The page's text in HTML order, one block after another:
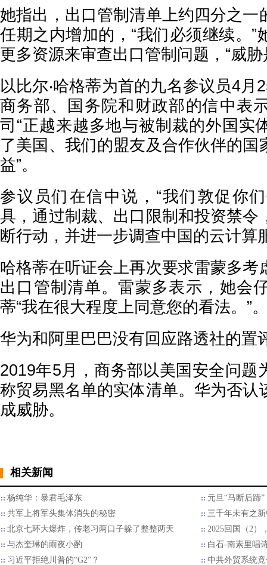
她指出，出口管制清单上约四分之一
任期之内增加的，“我们必须继续。”
更多资源来审查出口管制问题，“威胁
以比尔‧哈格蒂为首的九名参议员4月
商务部、国务院和财政部的信中表
司“正越来越多地与被制裁的外国实
了美国、我们的盟友及合作伙伴的国
益”。
参议员们在信中说，“我们敦促你
具，通过制裁、出口限制和投资禁令
断行动，并进一步调查中国的云计算
哈格蒂在听证会上再次要求雷蒙多考
出口管制清单。雷蒙多表示，她会
蒂“我在很大程度上同意您的看法。”
华为和阿里巴巴没有回应路透社的置
2019年5月，商务部以美国安全问题
称贸易黑名单的实体清单。华为否认
成威胁。
相关新闻
杨纯华：暴君毛泽东
元旦“马断后蹄
共军上将军头集体消失的秘密
三千年未有之
北京七环大爆炸，传老习两口子躲了整整两天
2025回国（2）
与杰奎琳的雨夜小酌
白石-南素里唱
习近平拒绝川普的“G2”？
中共外贸系统